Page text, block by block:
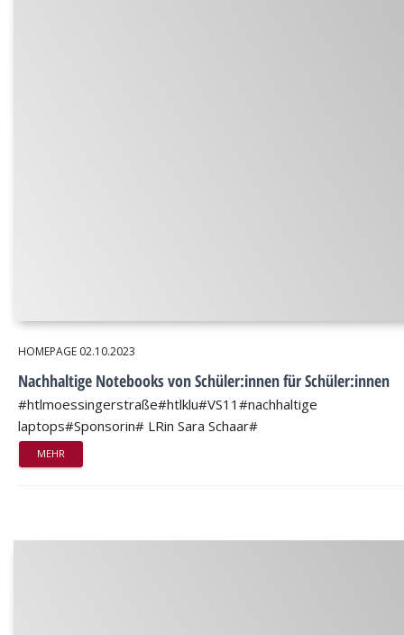
HOMEPAGE 02.10.2023
Nachhaltige Notebooks von Schüler:innen für Schüler:innen
#htlmoessingerstraße#htlklu#VS11#nachhaltige
laptops#Sponsorin# LRin Sara Schaar#
MEHR